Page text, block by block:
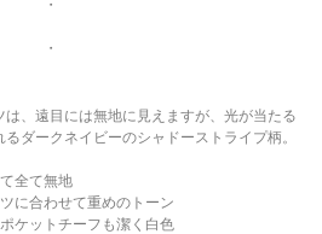
・
・
、遠目には無地に見えますが、光が当たる
ダークネイビーのシャドーストライプ柄。
全て無地
に合わせて重めのトーン
ケットチーフも潔く白色